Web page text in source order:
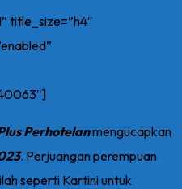
title_size=”h4″
Perhotelanmengucapkan
. Perjuangan perempuan
seperti Kartini untuk